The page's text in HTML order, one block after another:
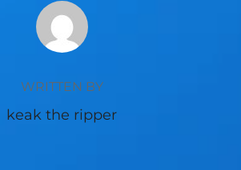
POST AUTHOR
WRITTEN BY
keak the ripper